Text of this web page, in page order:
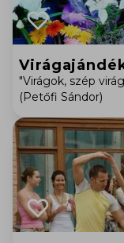
"Virágok, szép
(Petőfi Sándor)